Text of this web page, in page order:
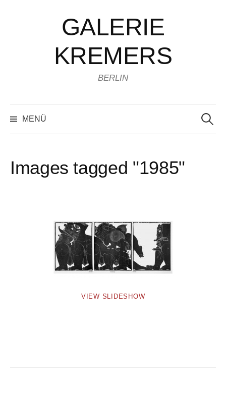
GALERIE
KREMERS
BERLIN
MENÜ
nach:
Images tagged "1985"
VIEW SLIDESHOW